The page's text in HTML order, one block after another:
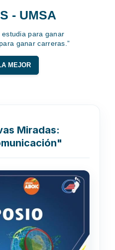
- UMSA
estudia para ganar
ganar carreras.”
MEJOR
Miradas: